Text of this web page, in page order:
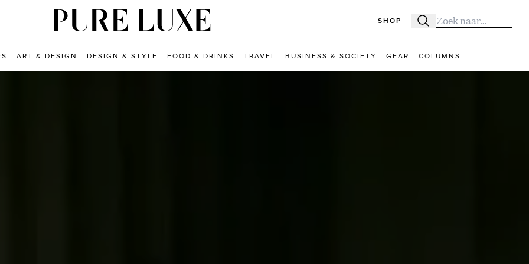
SHOP Zoeken
Zoek naar:
ART & DESIGN DESIGN & STYLE FOOD & DRINKS TRAVEL BUSINESS & SOCIETY GEAR COLUMNS